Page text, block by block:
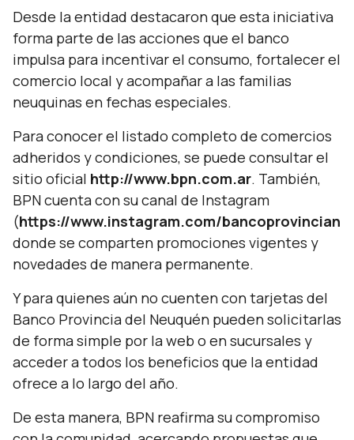
Desde la entidad destacaron que esta iniciativa
forma parte de las acciones que el banco
impulsa para incentivar el consumo, fortalecer el
comercio local y acompañar a las familias
neuquinas en fechas especiales.
Para conocer el listado completo de comercios
adheridos y condiciones, se puede consultar el
sitio oficial http://www.bpn.com.ar. También,
BPN cuenta con su canal de Instagram
(https://www.instagram.com/
donde se comparten promociones vigentes y
novedades de manera permanente.
Y para quienes aún no cuenten con tarjetas del
Banco Provincia del Neuquén pueden solicitarlas
de forma simple por la web o en sucursales y
acceder a todos los beneficios que la entidad
ofrece a lo largo del año.
De esta manera, BPN reafirma su compromiso